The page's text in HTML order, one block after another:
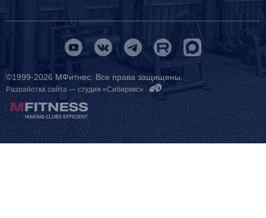
©1999-2026 МФитнес. Все права защищены.
Разработка сайта — студия «Сибирикс»